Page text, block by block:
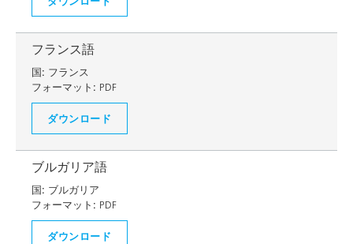
フランス語
国: フランス
フォーマット: PDF
ダウンロード
ブルガリア語
国: ブルガリア
フォーマット: PDF
ダウンロード